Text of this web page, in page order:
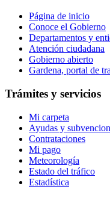
Página de inicio
Conoce el Gobierno
Departamentos y
Atención ciudadana
Gobierno abierto
Gardena, portal de
Trámites y servicios
Mi carpeta
Ayudas y
Contrataciones
Mi pago
Meteorología
Estado del tráfico
Estadística